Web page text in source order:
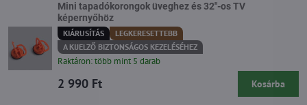
Mini tapadókorongok üveghez és 32"-os TV
képernyőhöz
KIÁRUSÍTÁS
LEGKERESETTEBB
A KIJELZŐ BIZTONSÁGOS KEZELÉSÉHEZ
Raktáron: több mint 5 darab
2 990 Ft Kosárba